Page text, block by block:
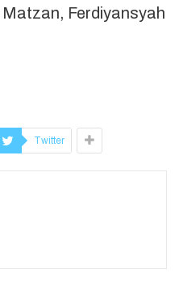
Ferdiyansyah
Twitter